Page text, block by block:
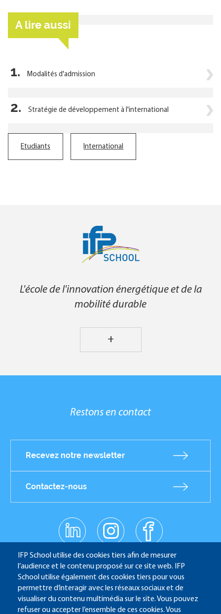
IFP School utilise des cookies tiers afin de mesurer
l’audience et le contenu proposé sur ce site web. IFP
School utilise également des cookies tiers pour vous
permettre d’interagir avec les réseaux sociaux et de
visualiser du contenu multimédia sur le site. Vous pouvez
refuser ou accepter l’ensemble de ces cookies. Vous
A lire aussi
1. Modalités d'admission
2. Stratégie de développement à l'international
Etudiants International
L'école de l'innovation énergétique et de la
mobilité durable
+
Restons en contact
Recevez notre newsletter
Contactez-nous
Réseaux
sociaux
linkedin
instagr
am
facebo
ok
youtub
e
IFP School - 232 Avenue Napoléon Bonaparte - 92852
Rueil-Malmaison